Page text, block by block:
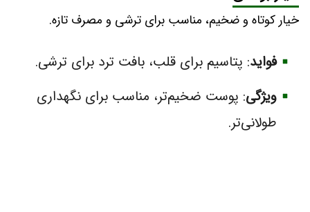
خیار کوتاه و ضخیم، مناسب برای ترشی و مصرف تازه.
فواید: پتاسیم برای قلب، بافت ترد برای ترشی.
ویژگی: پوست ضخیم‌تر، مناسب برای نگهداری
طولانی‌تر.